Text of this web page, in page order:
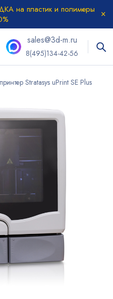
на пластик и полимеры
sales@3d-m.ru
8(495)134-42-56
Stratasys uPrint SE Plus